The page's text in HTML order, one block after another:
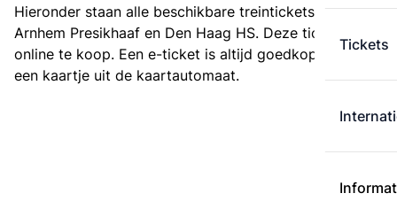
Tickets
Hieronder staan alle beschikbare treintickets tussen
Arnhem Presikhaaf en Den Haag HS. Deze tickets zijn
online te koop. Een e-ticket is altijd goedkoper dan
een kaartje uit de kaartautomaat.